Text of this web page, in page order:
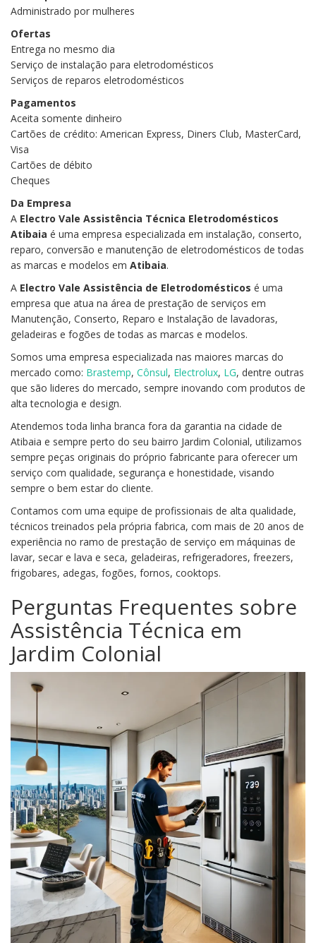
Administrado por mulheres
Ofertas
Entrega no mesmo dia
Serviço de instalação para eletrodomésticos
Serviços de reparos eletrodomésticos
Pagamentos
Aceita somente dinheiro
Cartões de crédito: American Express, Diners Club, MasterCard,
Visa
Cartões de débito
Cheques
Da Empresa
A Electro Vale Assistência Técnica Eletrodomésticos
Atibaia é uma empresa especializada em instalação, conserto,
reparo, conversão e manutenção de eletrodomésticos de todas
as marcas e modelos em Atibaia.
A Electro Vale Assistência de Eletrodomésticos é uma
empresa que atua na área de prestação de serviços em
Manutenção, Conserto, Reparo e Instalação de lavadoras,
geladeiras e fogões de todas as marcas e modelos.
Somos uma empresa especializada nas maiores marcas do
mercado como: Brastemp, Cônsul, Electrolux, LG, dentre outras
que são lideres do mercado, sempre inovando com produtos de
alta tecnologia e design.
Atendemos toda linha branca fora da garantia na cidade de
Atibaia e sempre perto do seu bairro Jardim Colonial, utilizamos
sempre peças originais do próprio fabricante para oferecer um
serviço com qualidade, segurança e honestidade, visando
sempre o bem estar do cliente.
Contamos com uma equipe de profissionais de alta qualidade,
técnicos treinados pela própria fabrica, com mais de 20 anos de
experiência no ramo de prestação de serviço em máquinas de
lavar, secar e lava e seca, geladeiras, refrigeradores, freezers,
frigobares, adegas, fogões, fornos, cooktops.
Perguntas Frequentes sobre
Assistência Técnica em
Jardim Colonial